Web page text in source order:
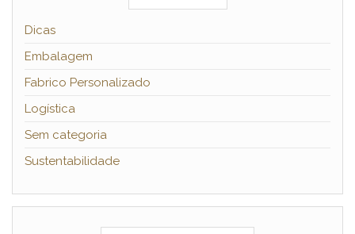
Dicas
Embalagem
Fabrico Personalizado
Logística
Sem categoria
Sustentabilidade